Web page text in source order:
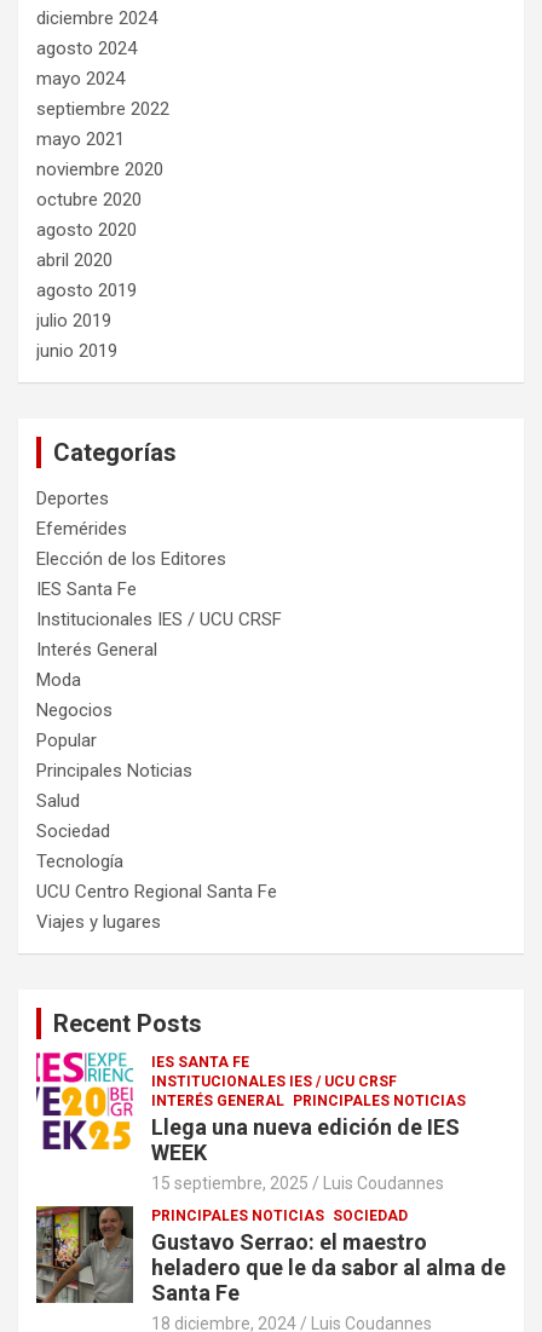
diciembre 2024
agosto 2024
mayo 2024
septiembre 2022
mayo 2021
noviembre 2020
octubre 2020
agosto 2020
abril 2020
agosto 2019
julio 2019
junio 2019
Categorías
Deportes
Efemérides
Elección de los Editores
IES Santa Fe
Institucionales IES / UCU CRSF
Interés General
Moda
Negocios
Popular
Principales Noticias
Salud
Sociedad
Tecnología
UCU Centro Regional Santa Fe
Viajes y lugares
Recent Posts
IES SANTA FE
INSTITUCIONALES IES / UCU CRSF
INTERÉS GENERAL PRINCIPALES NOTICIAS
Llega una nueva edición de IES
WEEK
15 septiembre, 2025 Luis Coudannes
PRINCIPALES NOTICIAS SOCIEDAD
Gustavo Serrao: el maestro
heladero que le da sabor al alma de
Santa Fe
18 diciembre, 2024 Luis Coudannes